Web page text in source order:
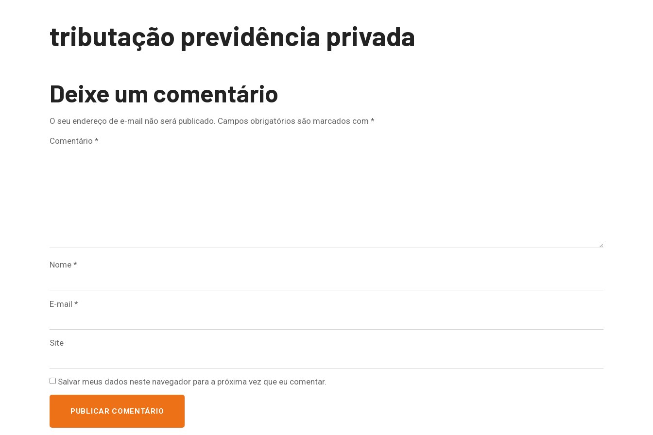
tributação previdência privada
Deixe um comentário
O seu endereço de e-mail não será publicado. Campos obrigatórios são marcados com *
Comentário *
Nome *
E-mail *
Site
Salvar meus dados neste navegador para a próxima vez que eu comentar.